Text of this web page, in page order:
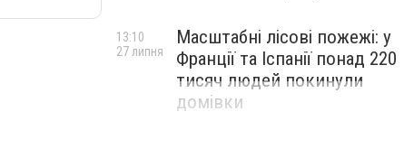
Масштабні лісові пожежі: у
Франції та Іспанії понад 220
тисяч людей покинули
домівки
13:10
27 липня